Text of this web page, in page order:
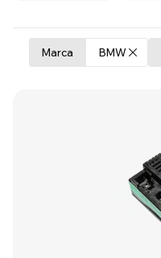
Marca BMW